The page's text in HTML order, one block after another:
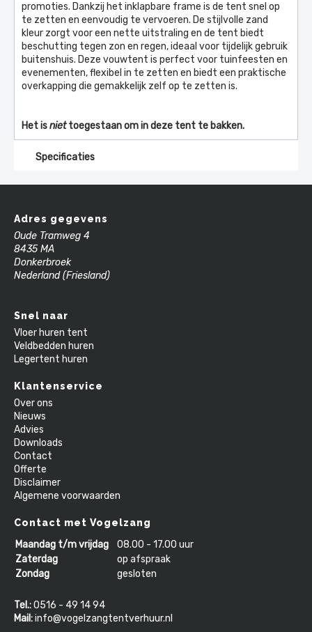
promoties. Dankzij het inklapbare frame is de tent snel op
te zetten en eenvoudig te vervoeren. De stijlvolle zand
kleur zorgt voor een nette uitstraling en de tent biedt
beschutting tegen zon en regen, ideaal voor tijdelijk gebruik
buitenshuis. Deze vouwtent is perfect voor tuinfeesten en
evenementen, flexibel in te zetten en biedt een praktische
overkapping die gemakkelijk zelf op te zetten is.
Het isniettoegestaan om in deze tent te bakken.
Specificaties
Adres gegevens
Oude Tramweg 4
8435 MA
Donkerbroek
Nederland (Friesland)
Snel naar
Vloer huren tent
Veldbedden huren
Legertent huren
Klantenservice
Over ons
Nieuws
Advies
Downloads
Contact
Offerte
Disclaimer
Algemene voorwaarden
Contact met Vogelzang
Maandag t/m vrijdag
08.00 - 17.00 uur
Zaterdag
op afspraak
Zondag
gesloten
Tel.:0516 - 49 14 94
Mail:info@vogelzangtentverhuur.nl